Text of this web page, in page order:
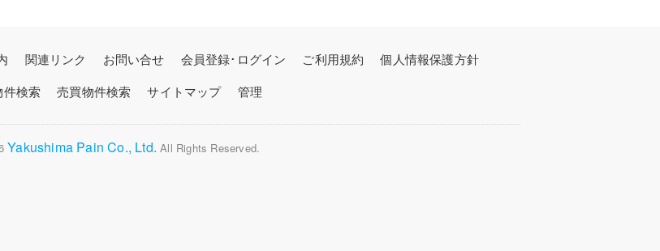
関連リンク お問い合せ 会員登録･ログイン ご利用規約
個人情報保護方針
件検索
売買物件検索 サイトマップ 管理
Yakushima Pain Co., Ltd. All Rights Reserved.